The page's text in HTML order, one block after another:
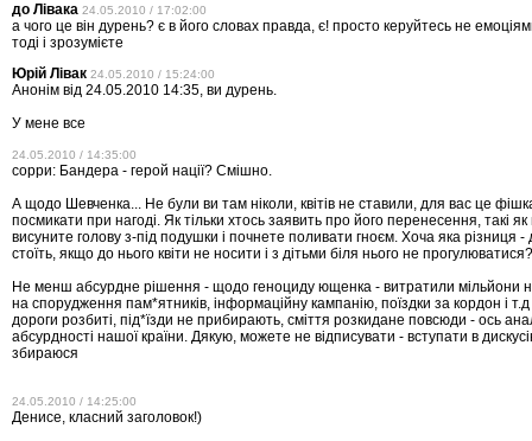
до Лівака 24.05.2010 / 17:02:00
а чого це він дурень? є в його словах правда, є! просто керуйтесь не
тоді і зрозумієте
Юрій Лівак 24.05.2010 / 15:24:00
Анонім від 24.05.2010 14:35, ви дурень.
У мене все
24.05.2010 / 14:35:00
сорри: Бандера - герой нації? Смішно.
А щодо Шевченка... Не були ви там ніколи, квітів не ставили, для вас це
посмикати при нагоді. Як тільки хтось заявить про його перенесення, такі
висуните голову з-під подушки і почнете поливати гноєм. Хоча яка різниця
стоїть, якщо до нього квіти не носити і з дітьми біля нього не прогулюватися?
Не менш абсурдне рішення - щодо геноциду ющенка - витратили мільйони
на спорудження пам*ятників, інформаційну кампанію, поїздки за кордон і
дороги розбиті, під*їзди не прибирають, сміття розкидане повсюди - ось
абсурдності нашої країни. Дякую, можете не відписувати - вступати в
збираюся
24.05.2010 / 14:25:00
Денисе, класний заголовок!)